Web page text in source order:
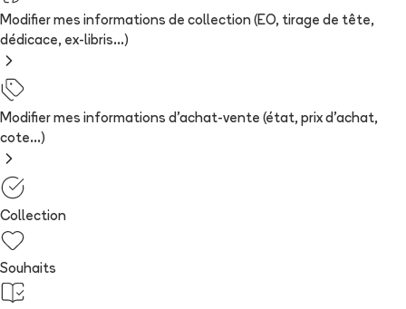
Modifier mes informations de collection (EO, tirage de tête,
dédicace, ex-libris...)
Modifier mes informations d'achat-vente (état, prix d'achat,
cote...)
Collection
Souhaits